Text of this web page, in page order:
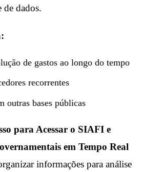
de dados.
de gastos ao longo do tempo
recorrentes
outras bases públicas
para Acessar o SIAFI e
em Tempo Real
informações para análise